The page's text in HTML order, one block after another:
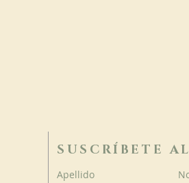
SUSCRÍBETE
Apellido